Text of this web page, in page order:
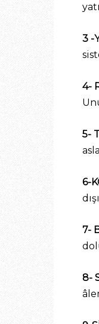
3 -
4-
5-
6-
7-
8-